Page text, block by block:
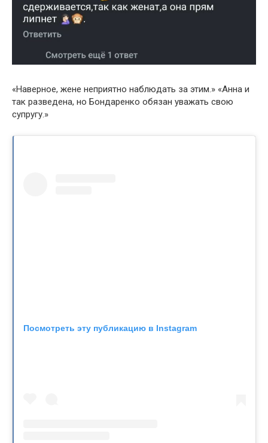
«Наверное, жене неприятно наблюдать за этим.» «Анна и
так разведена, но Бондаренко обязан уважать свою
супругу.»
Посмотреть эту публикацию в Instagram